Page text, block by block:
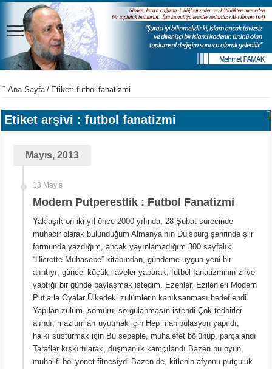
Ana Sayfa / Etiket:futbol fanatizmi
Etiket arşivi :futbol fanatizmi
Mayıs, 2013
13 Mayıs
Modern Putperestlik : Futbol Fanatizmi
Yaklaşık on iki yıl önce 2000 yılında, 28 Şubat sürecinde
muhacir olarak bulunduğum Almanya’nın Duisburg şehrinde şiir
formunda yazdığım, ancak yayınlamadığım 300 sayfalık
“Hicrette Muhasebe” kitabından, gündeme uygun yeni bir
alıntıyı, güncel küçük ilaveler yaparak, futbol fanatizminin zirve
yaptığı bir günde paylaşmak istedim. Ezenler, Ezilenleri Modern
Putlarla Oyalar Ülkedeki zulümlerin kanıksanması hedeflendi
Yapılan zulüm, sömürü, sorgulanmasın istendi Çok tedbirler
alındı, mazlumları uyutmak için Hep manipülasyon yapıldı,
halkı susturmak için Bu sebeple, muhalefet bölünüp, parçalandı
Taraflar kışkırtılarak, düşmanlık kamçılandı Bazen bu oyun,
muhalifi böl yönet fitnesiydi Bazen de, kitlenin afyonu putçuluk